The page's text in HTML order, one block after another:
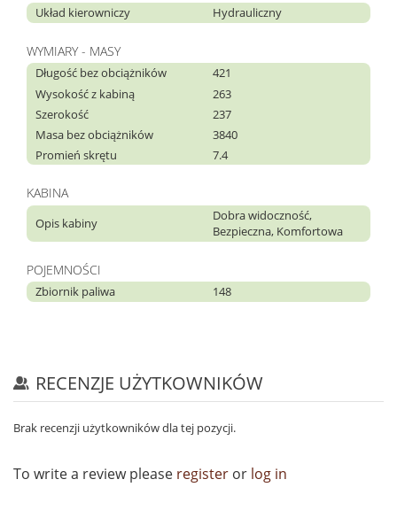
Układ kierowniczy Hydrauliczny
WYMIARY - MASY
Długość bez obciążników
421
Wysokość z kabiną
263
Szerokość
237
Masa bez obciążników
3840
Promień skrętu
7.4
KABINA
Opis kabiny
Dobra widoczność,
Bezpieczna, Komfortowa
POJEMNOŚCI
Zbiornik paliwa 148
RECENZJE UŻYTKOWNIKÓW
Brak recenzji użytkowników dla tej pozycji.
To write a review please register or log in